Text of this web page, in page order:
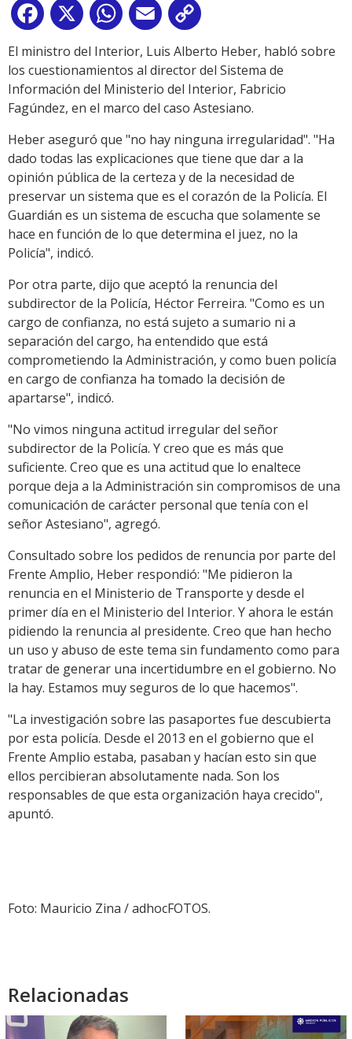
Facebook
X WhatsApp
Email
Link
El ministro del Interior, Luis Alberto Heber, habló sobre
los cuestionamientos al director del Sistema de
Información del Ministerio del Interior, Fabricio
Fagúndez, en el marco del caso Astesiano.
Heber aseguró que "no hay ninguna irregularidad". "Ha
dado todas las explicaciones que tiene que dar a la
opinión pública de la certeza y de la necesidad de
preservar un sistema que es el corazón de la Policía. El
Guardián es un sistema de escucha que solamente se
hace en función de lo que determina el juez, no la
Policía", indicó.
Por otra parte, dijo que aceptó la renuncia del
subdirector de la Policía, Héctor Ferreira. "Como es un
cargo de confianza, no está sujeto a sumario ni a
separación del cargo, ha entendido que está
comprometiendo la Administración, y como buen policía
en cargo de confianza ha tomado la decisión de
apartarse", indicó.
"No vimos ninguna actitud irregular del señor
subdirector de la Policía. Y creo que es más que
suficiente. Creo que es una actitud que lo enaltece
porque deja a la Administración sin compromisos de una
comunicación de carácter personal que tenía con el
señor Astesiano", agregó.
Consultado sobre los pedidos de renuncia por parte del
Frente Amplio, Heber respondió: "Me pidieron la
renuncia en el Ministerio de Transporte y desde el
primer día en el Ministerio del Interior. Y ahora le están
pidiendo la renuncia al presidente. Creo que han hecho
un uso y abuso de este tema sin fundamento como para
tratar de generar una incertidumbre en el gobierno. No
la hay. Estamos muy seguros de lo que hacemos".
"La investigación sobre las pasaportes fue descubierta
por esta policía. Desde el 2013 en el gobierno que el
Frente Amplio estaba, pasaban y hacían esto sin que
ellos percibieran absolutamente nada. Son los
responsables de que esta organización haya crecido",
apuntó.
Foto: Mauricio Zina / adhocFOTOS.
Relacionadas